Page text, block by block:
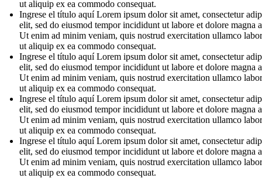
ut aliquip ex ea commodo consequat.
Ingrese el título aquí Lorem ipsum dolor sit amet, consectetur
elit, sed do eiusmod tempor incididunt ut labore et dolore magna
Ut enim ad minim veniam, quis nostrud exercitation ullamco
ut aliquip ex ea commodo consequat.
Ingrese el título aquí Lorem ipsum dolor sit amet, consectetur
elit, sed do eiusmod tempor incididunt ut labore et dolore magna
Ut enim ad minim veniam, quis nostrud exercitation ullamco
ut aliquip ex ea commodo consequat.
Ingrese el título aquí Lorem ipsum dolor sit amet, consectetur
elit, sed do eiusmod tempor incididunt ut labore et dolore magna
Ut enim ad minim veniam, quis nostrud exercitation ullamco
ut aliquip ex ea commodo consequat.
Ingrese el título aquí Lorem ipsum dolor sit amet, consectetur
elit, sed do eiusmod tempor incididunt ut labore et dolore magna
Ut enim ad minim veniam, quis nostrud exercitation ullamco
ut aliquip ex ea commodo consequat.